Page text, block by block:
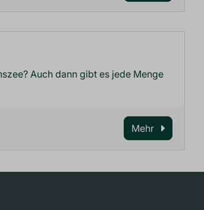
Auch dann gibt es jede Menge
Mehr